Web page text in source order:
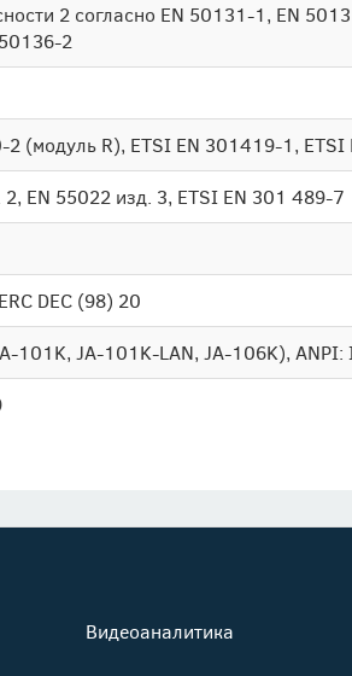
2 согласно EN 50131-1, EN
2
2 (модуль R), ETSI EN 301419-1,
EN 55022 изд. 3, ETSI EN 301 489-7
DEC (98) 20
101K, JA-101K-LAN, JA-106K),
Видеоаналитика